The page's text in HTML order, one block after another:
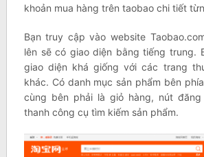
khoản mua hàng trên taobao chi tiết
Bạn truy cập vào website
lên sẽ có giao diện bằng tiếng trung.
giao diện khá giống với các trang
khác. Có danh mục sản phẩm bên
cùng bên phải là giỏ hàng, nút
thanh công cụ tìm kiếm sản phẩm.